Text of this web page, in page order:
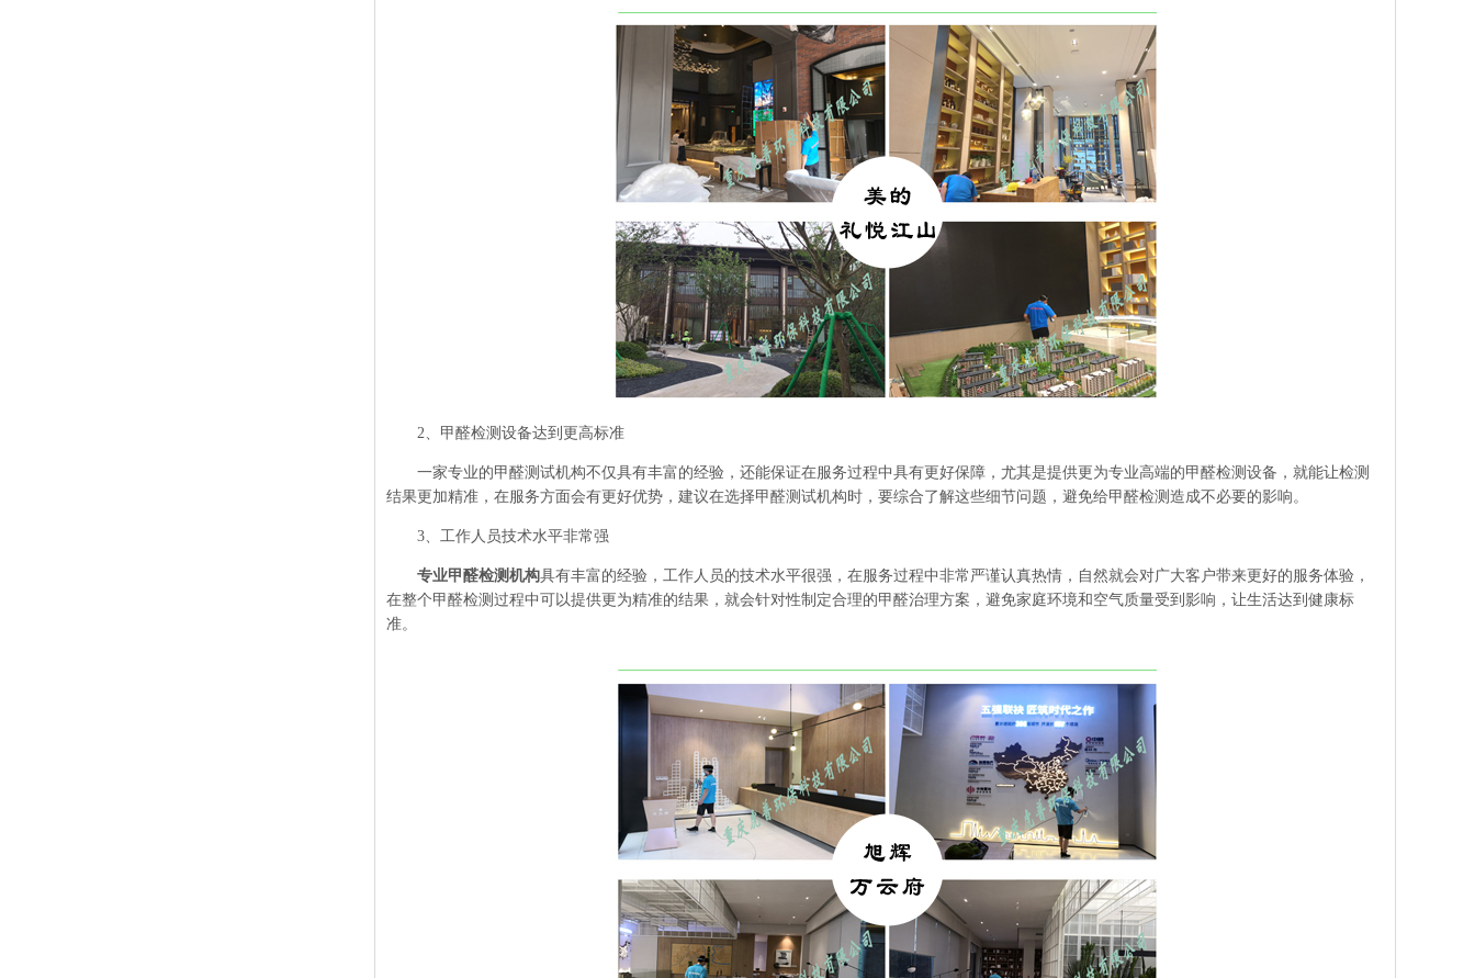
2、甲醛检测设备达到更高标准
一家专业的甲醛测试机构不仅具有丰富的经验，还能保证在服务过程中具有更好保障，尤其是提供更为专业高端的甲醛检测设备，就能让检测
结果更加精准，在服务方面会有更好优势，建议在选择甲醛测试机构时，要综合了解这些细节问题，避免给甲醛检测造成不必要的影响。
3、工作人员技术水平非常强
专业甲醛检测机构具有丰富的经验，工作人员的技术水平很强，在服务过程中非常严谨认真热情，自然就会对广大客户带来更好的服务体验，
在整个甲醛检测过程中可以提供更为精准的结果，就会针对性制定合理的甲醛治理方案，避免家庭环境和空气质量受到影响，让生活达到健康标
准。